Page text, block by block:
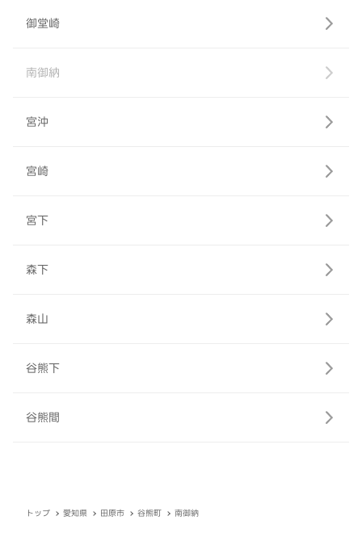
御堂崎
南御納
宮沖
宮崎
宮下
森下
森山
谷熊下
谷熊間
トップ 愛知県 田原市 谷熊町 南御納